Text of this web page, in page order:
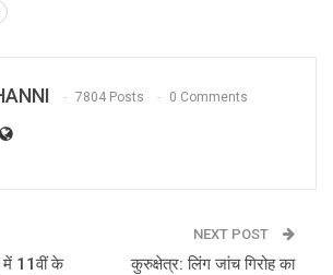
7804 Posts 0 Comments
में 11वीं के
NEXT POST
कुरुक्षेत्र: लिंग जांच गिरोह का